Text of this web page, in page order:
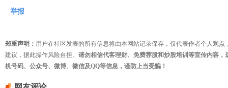
举报
郑重声明： 用户在社区发表的所有信息将由本网站记录保存，仅代表作者个人观
建议，据此操作风险自担。 请勿相信代客理财、免费荐股和炒股培训等宣传内容
机号码、公众号、微博、微信及QQ等信息，谨防上当受骗！